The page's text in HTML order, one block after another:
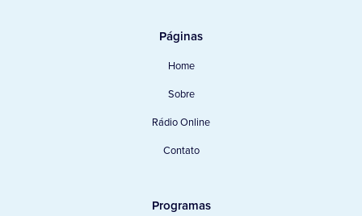
Páginas
Home
Sobre
Rádio Online
Contato
Programas